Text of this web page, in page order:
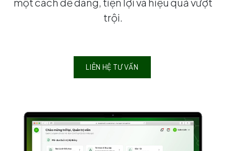
trội.
LIÊN HỆ TƯ VẤN